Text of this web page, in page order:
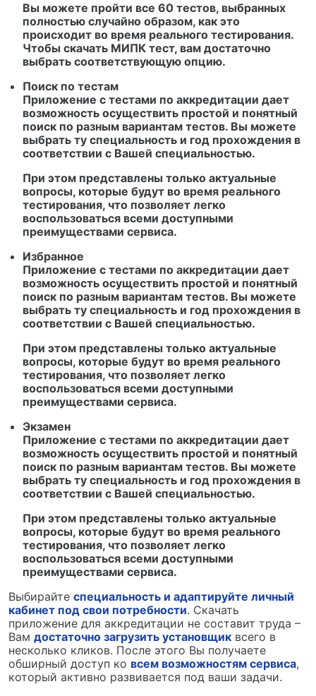
Вы можете пройти все 60 тестов, выбранных
полностью случайно образом, как это
происходит во время реального тестирования.
Чтобы скачать МИПК тест, вам достаточно
выбрать соответствующую опцию.
Поиск по тестам
Приложение с тестами по аккредитации дает
возможность осуществить простой и понятный
поиск по разным вариантам тестов. Вы можете
выбрать ту специальность и год прохождения в
соответствии с Вашей специальностью.
При этом представлены только актуальные
вопросы, которые будут во время реального
тестирования, что позволяет легко
воспользоваться всеми доступными
преимуществами сервиса.
Избранное
Приложение с тестами по аккредитации дает
возможность осуществить простой и понятный
поиск по разным вариантам тестов. Вы можете
выбрать ту специальность и год прохождения в
соответствии с Вашей специальностью.
При этом представлены только актуальные
вопросы, которые будут во время реального
тестирования, что позволяет легко
воспользоваться всеми доступными
преимуществами сервиса.
Экзамен
Приложение с тестами по аккредитации дает
возможность осуществить простой и понятный
поиск по разным вариантам тестов. Вы можете
выбрать ту специальность и год прохождения в
соответствии с Вашей специальностью.
При этом представлены только актуальные
вопросы, которые будут во время реального
тестирования, что позволяет легко
воспользоваться всеми доступными
преимуществами сервиса.
Выбирайте специальность и адаптируйте личный
кабинет под свои потребности. Скачать
приложение для аккредитации не составит труда –
Вам достаточно загрузить установщик всего в
несколько кликов. После этого Вы получаете
обширный доступ ко всем возможностям сервиса,
который активно развивается под ваши задачи.